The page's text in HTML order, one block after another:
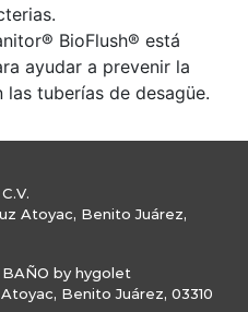
BioFlush® está
ayudar a prevenir la
tuberías de desagüe.
Atoyac, Benito Juárez,
BAÑO by hygolet
Benito Juárez, 03310